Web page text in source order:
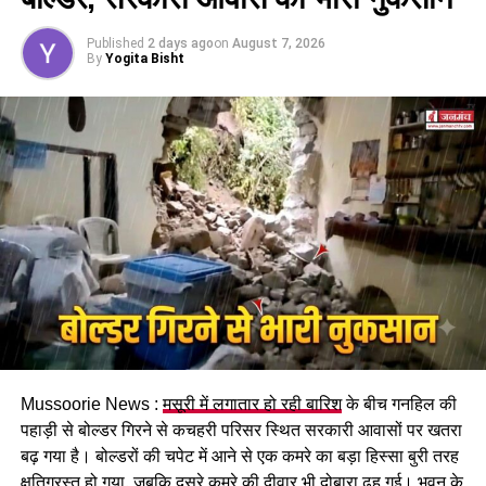
मजदूरी का प्रावधान भी किया गया है।
पढ़े धामी कैबिनेट के प्रमुख फैसले
GST संशोधित अध्यादेश को मंजूरी।
नैनीताल हाईकोर्ट के लिए हल्द्वानी गौलापार में 30 हेक्टेयर जमीन
Published 2 days agoon August 7, 2026
By Yogita Bisht
Mussoorie News :मसूरी में लगातार हो रही बारिशके बीच गनहिल की
पहाड़ी से बोल्डर गिरने से कचहरी परिसर स्थित सरकारी आवासों पर खतरा
बढ़ गया है। बोल्डरों की चपेट में आने से एक कमरे का बड़ा हिस्सा बुरी तरह